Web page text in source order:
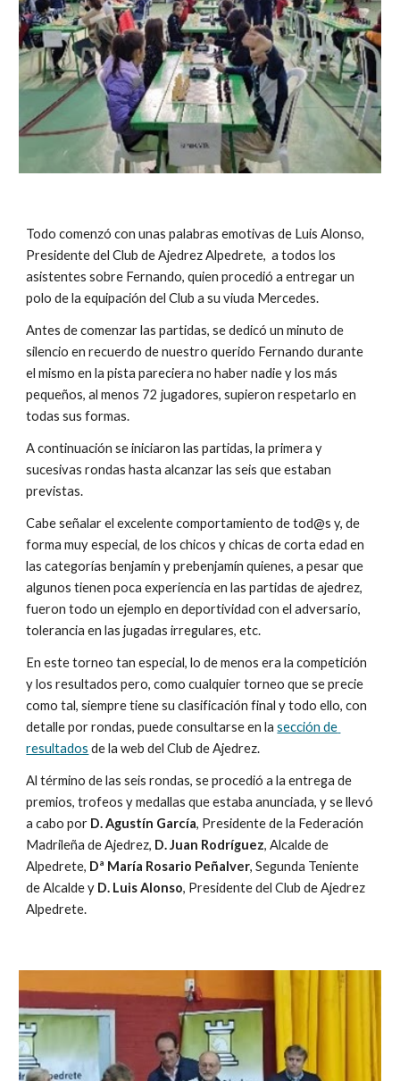
Todo comenzó con unas palabras emotivas de Luis Alonso,
Presidente del Club de Ajedrez Alpedrete, a todos los
asistentes sobre Fernando, quien procedió a entregar un
polo de la equipación del Club a su viuda Mercedes.
Antes de comenzar las partidas, se dedicó un minuto de
silencio en recuerdo de nuestro querido Fernando durante
el mismo en la pista pareciera no haber nadie y los más
pequeños, al menos 72 jugadores, supieron respetarlo en
todas sus formas.
A continuación se iniciaron las partidas, la primera y
sucesivas rondas hasta alcanzar las seis que estaban
previstas.
Cabe señalar el excelente comportamiento de tod@s y, de
forma muy especial, de los chicos y chicas de corta edad en
las categorías benjamín y prebenjamín quienes, a pesar que
algunos tienen poca experiencia en las partidas de ajedrez,
fueron todo un ejemplo en deportividad con el adversario,
tolerancia en las jugadas irregulares, etc.
En este torneo tan especial, lo de menos era la competición
y los resultados pero, como cualquier torneo que se precie
como tal, siempre tiene su clasificación final y todo ello, con
detalle por rondas, puede consultarse en la sección de
resultados de la web del Club de Ajedrez.
Al término de las seis rondas, se procedió a la entrega de
premios, trofeos y medallas que estaba anunciada, y se llevó
a cabo por D. Agustín García, Presidente de la Federación
Madrileña de Ajedrez, D. Juan Rodríguez, Alcalde de
Alpedrete, Dª María Rosario Peñalver, Segunda Teniente
de Alcalde y D. Luis Alonso, Presidente del Club de Ajedrez
Alpedrete.